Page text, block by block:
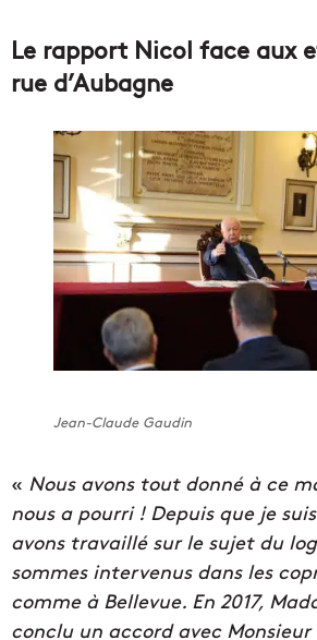
Le rapport Nicol face aux
rue d’Aubagne
Jean-Claude Gaudin
« Nous avons tout donné à ce
nous a pourri ! Depuis que je
avons travaillé sur le sujet du
sommes intervenus dans les
comme à Bellevue. En 2017,
conclu un accord avec